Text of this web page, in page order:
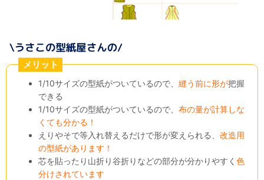
メリット
1/10サイズの型紙がついているので、縫う前に形が把握
できる
1/10サイズの型紙がついているので、布の量が計算しな
くても分かる！
えりやそで等入れ替えるだけで形が変えられる、改造用
の型紙があります！
芯を貼ったり山折り谷折りなどの部分が分かりやすく色
分けされています